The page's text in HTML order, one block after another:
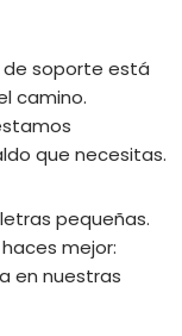
soporte está
camino.
que necesitas.
pequeñas.
mejor:
en nuestras